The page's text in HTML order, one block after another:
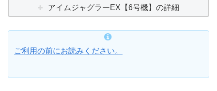
アイムジャグラーEX【6号機】の詳細
ご利用の前にお読みください。